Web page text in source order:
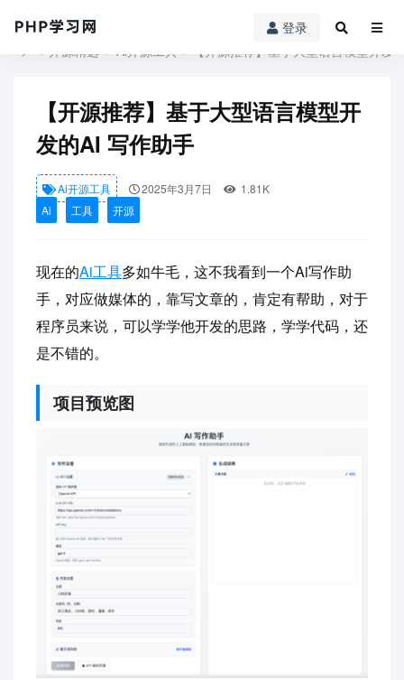
登录
PHP学习网
» 开源精选 » Ai开源工具 » 【开源推荐】基于大型语言模型开发
【开源推荐】基于大型语言模型开
发的AI 写作助手
Ai开源工具 2025年3月7日
1.81K
Ai
工具 开源
现在的Ai工具多如牛毛，这不我看到一个Ai写作助
手，对应做媒体的，靠写文章的，肯定有帮助，对于
程序员来说，可以学学他开发的思路，学学代码，还
是不错的。
项目预览图